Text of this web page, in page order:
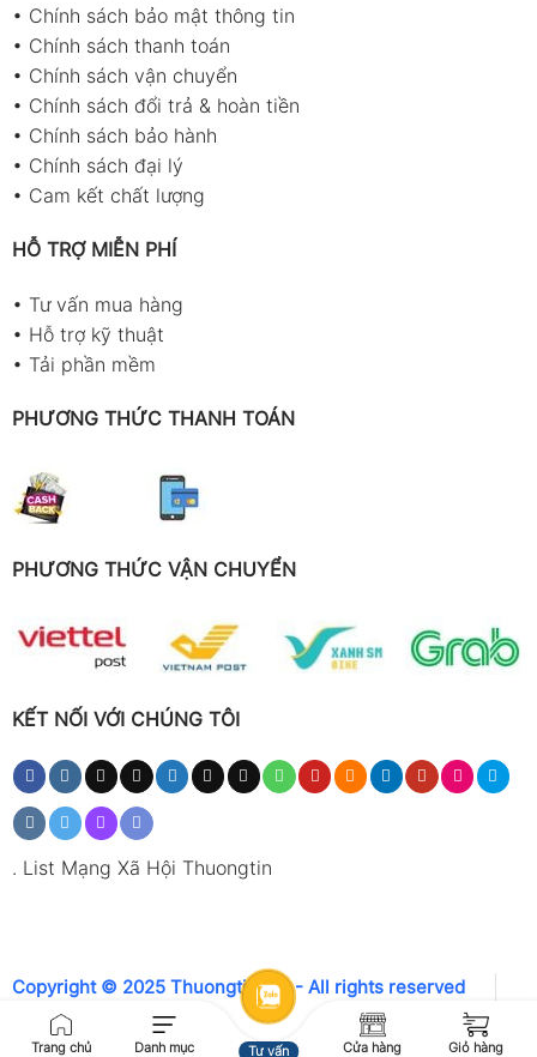
• Chính sách bảo mật thông tin
• Chính sách thanh toán
• Chính sách vận chuyển
• Chính sách đổi trả & hoàn tiền
• Chính sách bảo hành
• Chính sách đại lý
• Cam kết chất lượng
HỖ TRỢ MIỄN PHÍ
• Tư vấn mua hàng
• Hỗ trợ kỹ thuật
• Tải phần mềm
PHƯƠNG THỨC THANH TOÁN
PHƯƠNG THỨC VẬN CHUYỂN
KẾT NỐI VỚI CHÚNG TÔI
. List Mạng Xã Hội Thuongtin
Copyright © 2025 Thuongtin.net - All rights reserved
Trang chủ Danh mục Tư vấn Cửa hàng Giỏ hàng